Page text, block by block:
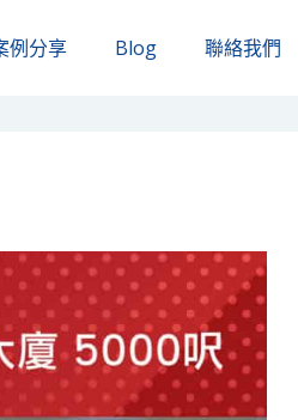
例分享 Blog 聯絡我們